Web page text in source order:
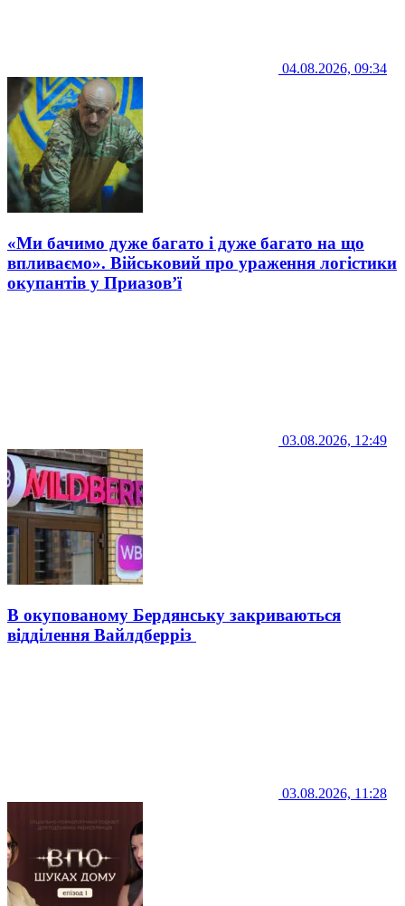
04.08.2026, 09:34
«Ми бачимо дуже багато і дуже багато на що
впливаємо». Військовий про ураження логістики
окупантів у Приазов’ї
03.08.2026, 12:49
В окупованому Бердянську закриваються
відділення Вайлдберріз
03.08.2026, 11:28